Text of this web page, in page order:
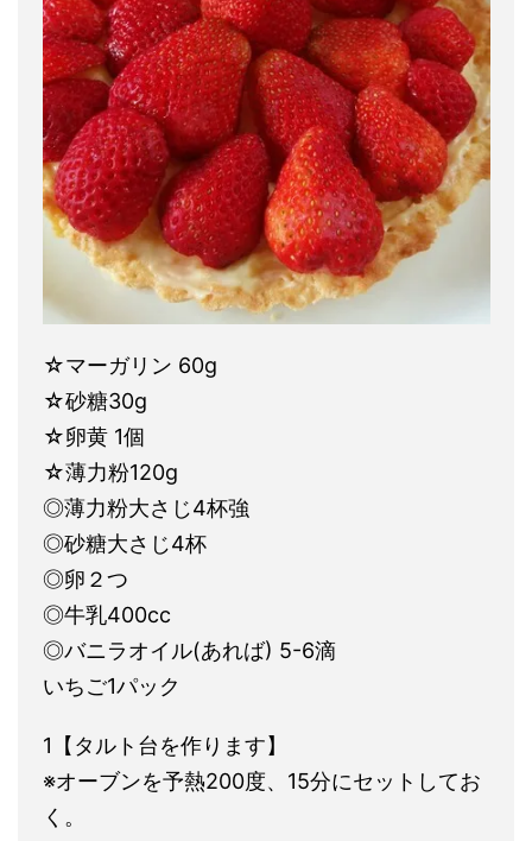
☆マーガリン 60g
☆砂糖30g
☆卵黄 1個
☆薄力粉120g
◎薄力粉大さじ4杯強
◎砂糖大さじ4杯
◎卵２つ
◎牛乳400cc
◎バニラオイル(あれば) 5-6滴
いちご1パック
1【タルト台を作ります】
※オーブンを予熱200度、15分にセットしてお
く。